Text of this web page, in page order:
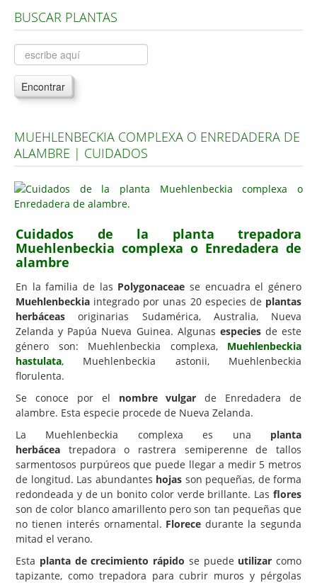
Árboles, Cicas y Palmeras de la G a la Z
Plantas Anuales y Perennes
Plantas Bulbosas y Acuáticas
Plantas de Interior
Plantas Aromáticas y de Huerto
Plantas Carnívoras y Orquídeas
Consejos
Hemisferio Sur
Enfermedades
Animales
Hongos
Carencias
Fotos
Árboles y Palmeras
Arbustos y Trepadoras
Cactus y Suculentas
BUSCAR PLANTAS
Encontrar
MUEHLENBECKIA COMPLEXA O ENREDADERA DE
ALAMBRE | CUIDADOS
Cuidados de la planta trepadora
Muehlenbeckia complexa o Enredadera de
alambre
En la familia de las Polygonaceae se encuadra el género
Muehlenbeckia integrado por unas 20 especies de plantas
herbáceas originarias Sudamérica, Australia, Nueva
Zelanda y Papúa Nueva Guinea. Algunas especiesde este
género son: Muehlenbeckia complexa, Muehlenbeckia
hastulata, Muehlenbeckia astonii, Muehlenbeckia
florulenta.
Se conoce por el nombre vulgar de Enredadera de
alambre. Esta especie procede de Nueva Zelanda.
La Muehlenbeckia complexa es una planta
herbácea trepadora o rastrera semiperenne de tallos
sarmentosos purpúreos que puede llegar a medir 5 metros
de longitud. Las abundantes hojas son pequeñas, de forma
redondeada y de un bonito color verde brillante. Las flores
son de color blanco amarillento pero son tan pequeñas que
no tienen interés ornamental. Florece durante la segunda
mitad el verano.
Esta planta de crecimiento rápido se puede utilizar como
tapizante, como trepadora para cubrir muros y pérgolas